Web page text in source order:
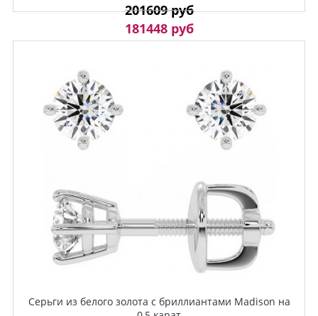
201609 руб
181448 руб
Серьги из белого золота с бриллиантами Madison на